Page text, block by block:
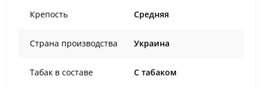
Крепость Средняя
Страна производства Украина
Табак в составе C табаком